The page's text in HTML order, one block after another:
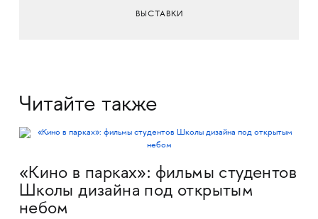
ВЫСТАВКИ
Читайте также
«Кино в парках»: фильмы студентов
Школы дизайна под открытым
небом